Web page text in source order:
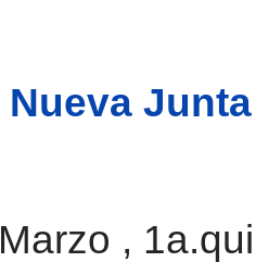
Nueva
Marzo ,